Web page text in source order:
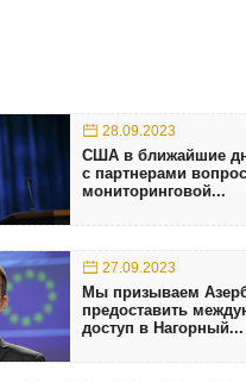
28.09.2023
США в ближайшие
с партнерами
мониторинговой...
27.09.2023
Мы призываем
предоставить
доступ в Нагорный...